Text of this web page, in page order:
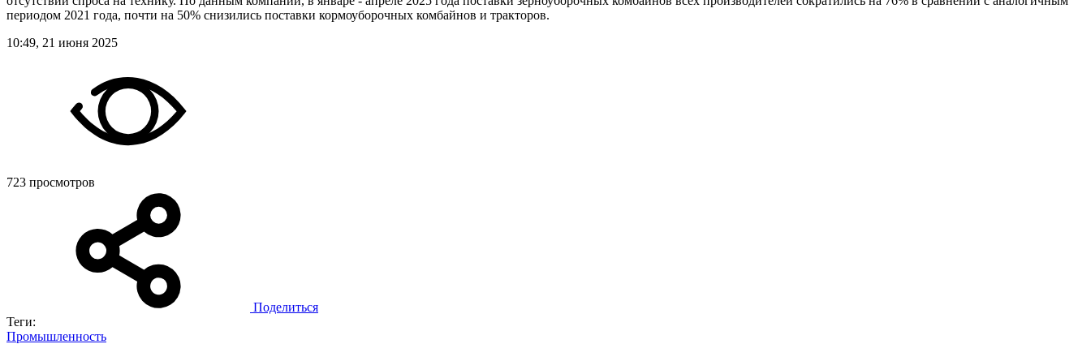
периодом 2021 года, почти на 50% снизились поставки кормоуборочных комбайнов и тракторов.
10:49, 21 июня 2025
723 просмотров
Поделиться
Теги:
Промышленность